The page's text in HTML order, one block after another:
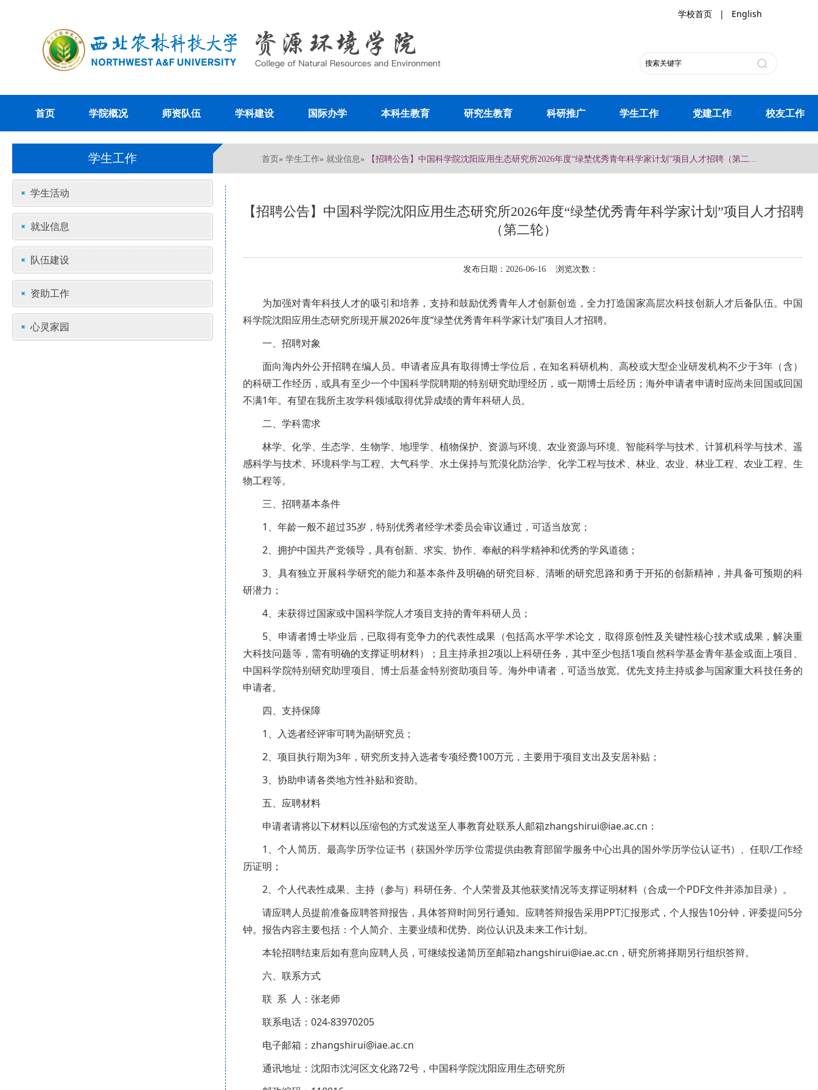
学校首页 | English
首页 学院概况 师资队伍 学科建设 国际办学 本科生教育 研究生教育 科研推广 学生工作 党建工作 校友工作
学生工作 首页» 学生工作» 就业信息» 【招聘公告】中国科学院沈阳应用生态研究所2026年度“绿埜优秀青年科学家计划”项目人才招聘（第二...
学生活动
就业信息
队伍建设
资助工作
心灵家园
【招聘公告】中国科学院沈阳应用生态研究所2026年度“绿埜优秀青年科学家计划”项目人才招聘
（第二轮）
发布日期：2026-06-16 浏览次数：
为加强对青年科技人才的吸引和培养，支持和鼓励优秀青年人才创新创造，全力打造国家高层次科技创新人才后备队伍。中国
科学院沈阳应用生态研究所现开展2026年度“绿埜优秀青年科学家计划”项目人才招聘。
一、招聘对象
面向海内外公开招聘在编人员。申请者应具有取得博士学位后，在知名科研机构、高校或大型企业研发机构不少于3年（含）
的科研工作经历，或具有至少一个中国科学院聘期的特别研究助理经历，或一期博士后经历；海外申请者申请时应尚未回国或回国
不满1年。有望在我所主攻学科领域取得优异成绩的青年科研人员。
二、学科需求
林学、化学、生态学、生物学、地理学、植物保护、资源与环境、农业资源与环境、智能科学与技术、计算机科学与技术、遥
感科学与技术、环境科学与工程、大气科学、水土保持与荒漠化防治学、化学工程与技术、林业、农业、林业工程、农业工程、生
物工程等。
三、招聘基本条件
1、年龄一般不超过35岁，特别优秀者经学术委员会审议通过，可适当放宽；
2、拥护中国共产党领导，具有创新、求实、协作、奉献的科学精神和优秀的学风道德；
3、具有独立开展科学研究的能力和基本条件及明确的研究目标、清晰的研究思路和勇于开拓的创新精神，并具备可预期的科
研潜力；
4、未获得过国家或中国科学院人才项目支持的青年科研人员；
5、申请者博士毕业后，已取得有竞争力的代表性成果（包括高水平学术论文，取得原创性及关键性核心技术或成果，解决重
大科技问题等，需有明确的支撑证明材料）；且主持承担2项以上科研任务，其中至少包括1项自然科学基金青年基金或面上项目、
中国科学院特别研究助理项目、博士后基金特别资助项目等。海外申请者，可适当放宽。优先支持主持或参与国家重大科技任务的
申请者。
四、支持保障
1、入选者经评审可聘为副研究员；
2、项目执行期为3年，研究所支持入选者专项经费100万元，主要用于项目支出及安居补贴；
3、协助申请各类地方性补贴和资助。
五、应聘材料
申请者请将以下材料以压缩包的方式发送至人事教育处联系人邮箱zhangshirui@iae.ac.cn：
1、个人简历、最高学历学位证书（获国外学历学位需提供由教育部留学服务中心出具的国外学历学位认证书）、任职/工作经
历证明；
2、个人代表性成果、主持（参与）科研任务、个人荣誉及其他获奖情况等支撑证明材料（合成一个PDF文件并添加目录）。
请应聘人员提前准备应聘答辩报告，具体答辩时间另行通知。应聘答辩报告采用PPT汇报形式，个人报告10分钟，评委提问5分
钟。报告内容主要包括：个人简介、主要业绩和优势、岗位认识及未来工作计划。
本轮招聘结束后如有意向应聘人员，可继续投递简历至邮箱zhangshirui@iae.ac.cn，研究所将择期另行组织答辩。
六、联系方式
联 系 人：张老师
联系电话：024-83970205
电子邮箱：zhangshirui@iae.ac.cn
通讯地址：沈阳市沈河区文化路72号，中国科学院沈阳应用生态研究所